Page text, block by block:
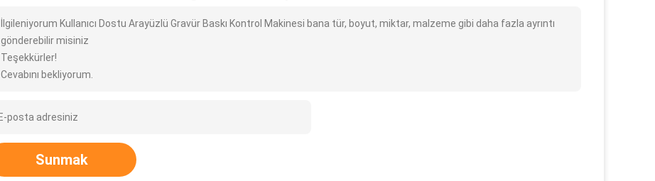
İlgileniyorum Kullanıcı Dostu Arayüzlü Gravür Baskı Kontrol Makinesi bana tür, boyut, miktar, malzeme gibi daha fazla ayrıntı
gönderebilir misiniz
Teşekkürler!
Cevabını bekliyorum.
Sunmak